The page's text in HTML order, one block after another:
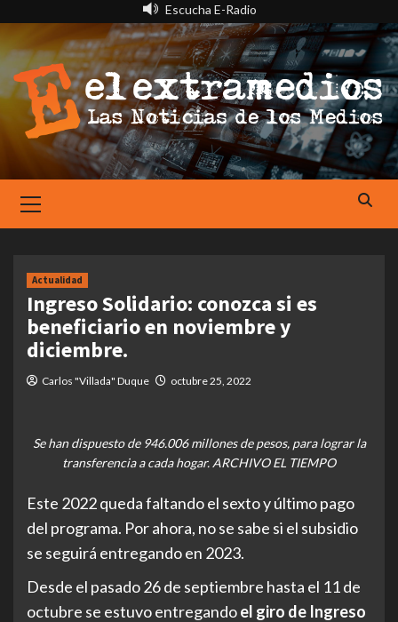
contenido
Escucha E-Radio
Menu
Actualidad
Ingreso Solidario: conozca si es
beneficiario en noviembre y
diciembre.
Carlos "Villada" Duque octubre 25, 2022
Se han dispuesto de 946.006 millones de pesos, para lograr la
transferencia a cada hogar. ARCHIVO EL TIEMPO
Este 2022 queda faltando el sexto y último pago
del programa. Por ahora, no se sabe si el subsidio
se seguirá entregando en 2023.
Desde el pasado 26 de septiembre hasta el 11 de
octubre se estuvo entregandoel giro de Ingreso